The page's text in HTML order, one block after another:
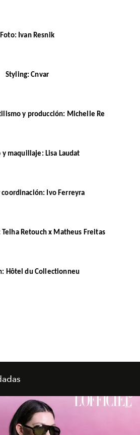
Foto: Ivan Resnik
Styling: Cnvar
y producción: Michelle Re
y maquillaje: Lisa Laudat
coordinación: Ivo Ferreyra
Retouch x Matheus Freitas
Hôtel du Collectionneu